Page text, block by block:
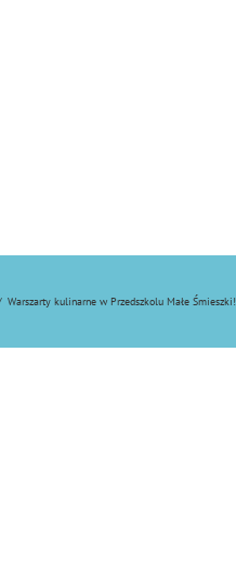
Warszarty kulinarne w Przedszkolu Małe Śmieszki!